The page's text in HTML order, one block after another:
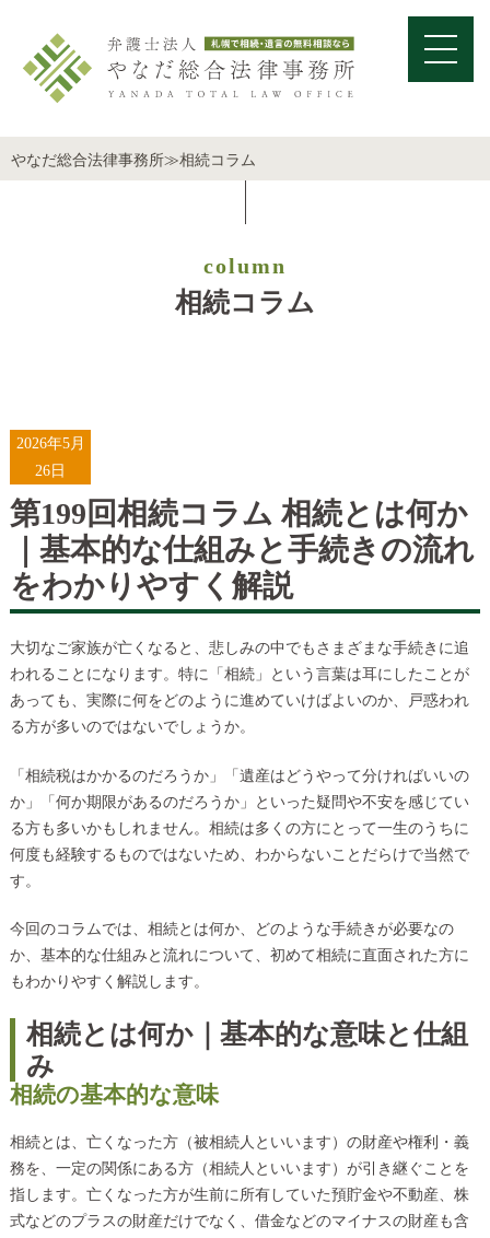
やなだ総合法律事務所≫相続コラム
column
相続コラム
2026年5月
26日
第199回相続コラム 相続とは何か
｜基本的な仕組みと手続きの流れ
をわかりやすく解説
大切なご家族が亡くなると、悲しみの中でもさまざまな手続きに追
われることになります。特に「相続」という言葉は耳にしたことが
あっても、実際に何をどのように進めていけばよいのか、戸惑われ
る方が多いのではないでしょうか。
「相続税はかかるのだろうか」「遺産はどうやって分ければいいの
か」「何か期限があるのだろうか」といった疑問や不安を感じてい
る方も多いかもしれません。相続は多くの方にとって一生のうちに
何度も経験するものではないため、わからないことだらけで当然で
す。
今回のコラムでは、相続とは何か、どのような手続きが必要なの
か、基本的な仕組みと流れについて、初めて相続に直面された方に
もわかりやすく解説します。
相続とは何か｜基本的な意味と仕組
み
相続の基本的な意味
相続とは、亡くなった方（被相続人といいます）の財産や権利・義
務を、一定の関係にある方（相続人といいます）が引き継ぐことを
指します。亡くなった方が生前に所有していた預貯金や不動産、株
式などのプラスの財産だけでなく、借金などのマイナスの財産も含